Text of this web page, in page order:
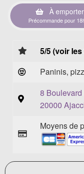
À emporter
Précommande pour
5/5 (voir
Paninis,
8
20000
Moyens de